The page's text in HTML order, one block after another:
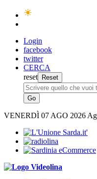
Login
facebook
twitter
CERCA
reset
VENERDÌ 07 AGO 2026